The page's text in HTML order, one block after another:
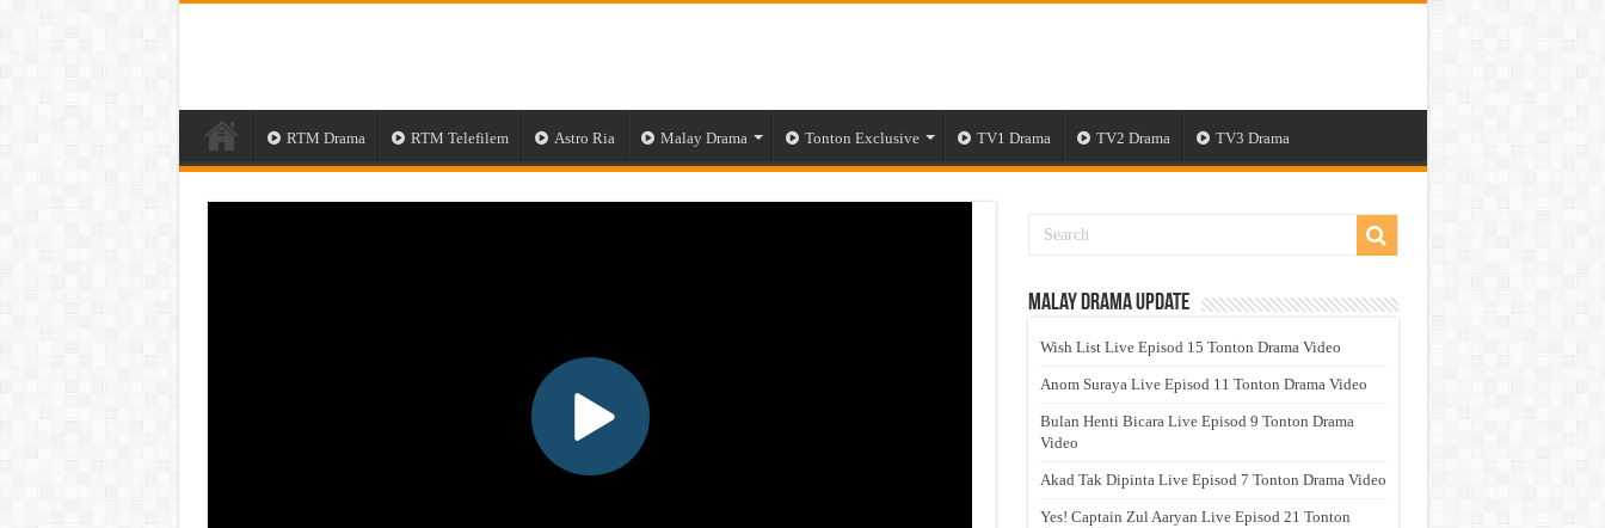
RTM Drama RTM Telefilem Astro Ria Malay Drama Tonton Exclusive TV1 Drama TV2 Drama TV3 Drama
Malay Drama Update
Wish List Live Episod 15 Tonton Drama Video
Anom Suraya Live Episod 11 Tonton Drama Video
Bulan Henti Bicara Live Episod 9 Tonton Drama
Video
Akad Tak Dipinta Live Episod 7 Tonton Drama Video
Yes! Captain Zul Aaryan Live Episod 21 Tonton